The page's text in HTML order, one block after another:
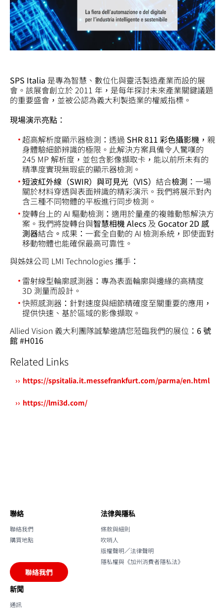
SPS Italia 是專為智慧、數位化與靈活製造產業而設的展
會。該展會創立於 2011 年，是每年探討未來產業關鍵議題
的重要盛會，並被公認為義大利製造業的權威指標。
現場演示亮點：
超高解析度顯示器檢測：透過 SHR811 彩色攝影機 ，親
身體驗細節辨識的極限。此解決方案具備令人驚嘆的
245 MP 解析度，並包含影像擷取卡，能以前所未有的
精準度實現無瑕疵的顯示器檢測。
短波紅外線（SWIR）與可見光（VIS） 結合檢測 ：一場
關於材料穿透與表面辨識的精彩演示。我們將展示對內
含三種不同物體的平板進行同步檢測。
旋轉台上的 AI 驅動檢測：適用於量產的複雜動態解決方
案。我們將旋轉台與智慧相機 Alecs 及 Gocator 2D 感
測器結合 。 成果：一套全自動的 AI 檢測系統，即使面對
移動物體也能確保最高可靠性。
與姊妹公司 LMI Technologies 攜手：
雷射線型輪廓感測器：專為表面輪廓與邊緣的高精度
3D 測量而設計。
快照感測器：針對速度與細節精確度至關重要的應用，
提供快速、基於區域的影像擷取。
Allied Vision 義大利團隊誠摯邀請您蒞臨我們的展位： 6 號
館 #H016
Related Links
https://spsitalia.it.messefrankfurt.com/parma/en.html
https://lmi3d.com/
聯絡
聯絡我們
購買地點
聯絡我們
法律與隱私
條款與細則
吹哨人
版權聲明／法律聲明
隱私權與《加州消費者隱私法》
新聞
通訊